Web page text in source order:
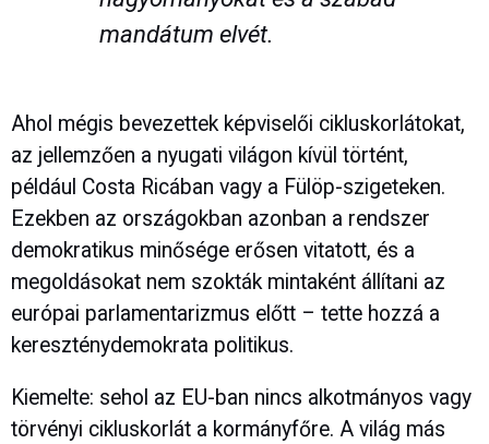
mandátum elvét.
Ahol mégis bevezettek képviselői cikluskorlátokat,
az jellemzően a nyugati világon kívül történt,
például Costa Ricában vagy a Fülöp-szigeteken.
Ezekben az országokban azonban a rendszer
demokratikus minősége erősen vitatott, és a
megoldásokat nem szokták mintaként állítani az
európai parlamentarizmus előtt – tette hozzá a
kereszténydemokrata politikus.
Kiemelte: sehol az EU-ban nincs alkotmányos vagy
törvényi cikluskorlát a kormányfőre. A világ más